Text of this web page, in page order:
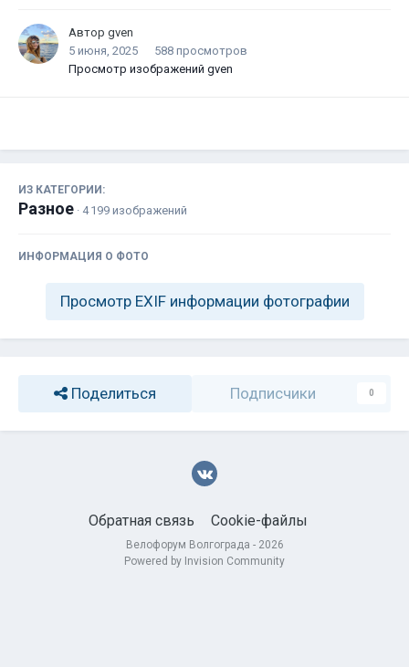
Автор gven
5 июня, 2025
588 просмотров
Просмотр изображений gven
ИЗ КАТЕГОРИИ:
Разное · 4 199 изображений
ИНФОРМАЦИЯ О ФОТО
Просмотр EXIF информации фотографии
Поделиться Подписчики 0
Обратная связь Cookie-файлы
Велофорум Волгограда - 2026
Powered by Invision Community